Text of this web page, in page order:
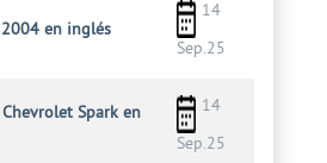
en inglés
14
Sep.25
Spark en
14
Sep.25